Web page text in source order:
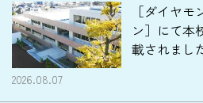
2026.08.07
［ダイヤモ
ン］にて本
載されまし